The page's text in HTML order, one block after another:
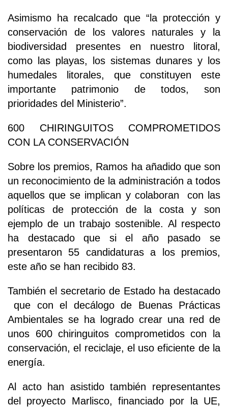
Asimismo ha recalcado que “la protección y
conservación de los valores naturales y la
biodiversidad presentes en nuestro litoral,
como las playas, los sistemas dunares y los
humedales litorales, que constituyen este
importante patrimonio de todos, son
prioridades del Ministerio”.
600 CHIRINGUITOS COMPROMETIDOS
CON LA CONSERVACIÓN
Sobre los premios, Ramos ha añadido que son
un reconocimiento de la administración a todos
aquellos que se implican y colaboran con las
políticas de protección de la costa y son
ejemplo de un trabajo sostenible. Al respecto
ha destacado que si el año pasado se
presentaron 55 candidaturas a los premios,
este año se han recibido 83.
También el secretario de Estado ha destacado
que con el decálogo de Buenas Prácticas
Ambientales se ha logrado crear una red de
unos 600 chiringuitos comprometidos con la
conservación, el reciclaje, el uso eficiente de la
energía.
Al acto han asistido también representantes
del proyecto Marlisco, financiado por la UE,